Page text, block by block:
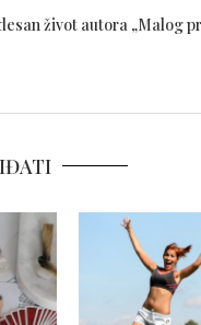
život autora „Malog